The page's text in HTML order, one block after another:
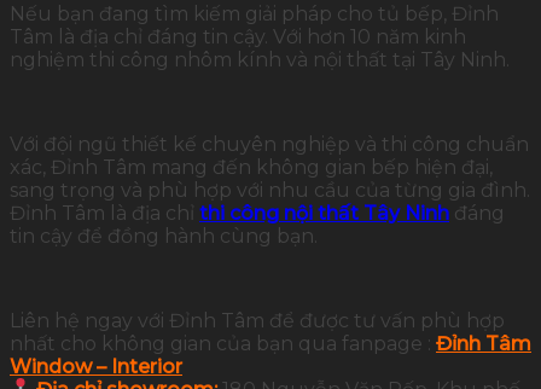
Nếu bạn đang tìm kiếm giải pháp cho tủ bếp, Đỉnh
Tâm là địa chỉ đáng tin cậy. Với hơn 10 năm kinh
nghiệm thi công nhôm kính và nội thất tại Tây Ninh.
Với đội ngũ thiết kế chuyên nghiệp và thi công chuẩn
xác, Đỉnh Tâm mang đến không gian bếp hiện đại,
sang trọng và phù hợp với nhu cầu của từng gia đình.
Đỉnh Tâm là địa chỉ thi công nội thất Tây Ninh đáng
tin cậy để đồng hành cùng bạn.
Liên hệ ngay với Đỉnh Tâm để được tư vấn phù hợp
nhất cho không gian của bạn qua fanpage : Đỉnh Tâm
Window – Interior